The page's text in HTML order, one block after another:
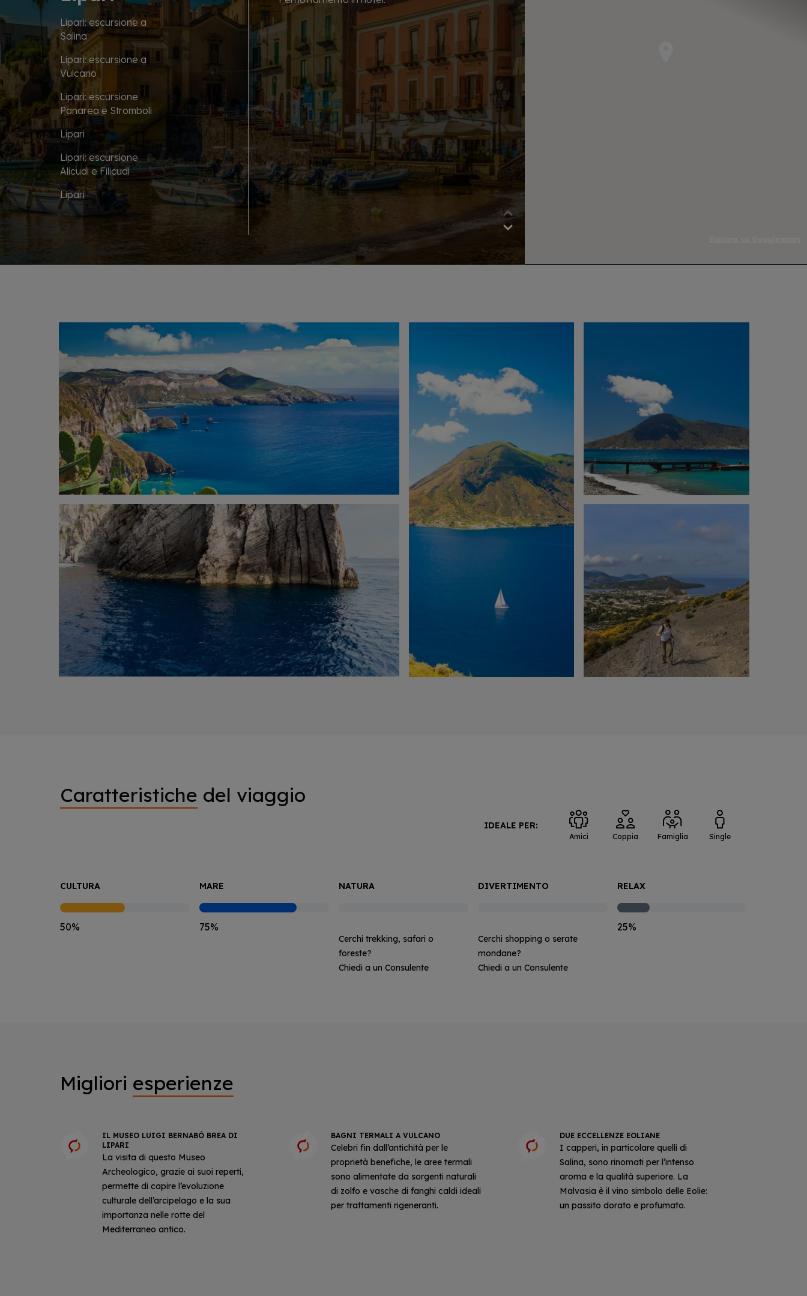
Lipari: escursione a
Salina
Lipari: escursione a
Vulcano
Lipari: escursione
Panarea e Stromboli
Lipari
Lipari: escursione
Alicudi e Filicudi
Lipari
Caratteristiche del viaggio
IDEALE PER:
Amici Coppia Famiglia Single
CULTURA
50%
MARE
75%
NATURA
Cerchi trekking, safari o
foreste?
Chiedi a un Consulente
DIVERTIMENTO
Cerchi shopping o serate
mondane?
Chiedi a un Consulente
RELAX
25%
Migliori esperienze
IL MUSEO LUIGI BERNABÓ BREA DI
LIPARI
La visita di questo Museo
Archeologico, grazie ai suoi reperti,
permette di capire l’evoluzione
culturale dell’arcipelago e la sua
importanza nelle rotte del
Mediterraneo antico.
BAGNI TERMALI A VULCANO
Celebri fin dall’antichità per le
proprietà benefiche, le aree termali
sono alimentate da sorgenti naturali
di zolfo e vasche di fanghi caldi ideali
per trattamenti rigeneranti.
DUE ECCELLENZE EOLIANE
I capperi, in particolare quelli di
Salina, sono rinomati per l’intenso
aroma e la qualità superiore. La
Malvasia è il vino simbolo delle Eolie:
un passito dorato e profumato.